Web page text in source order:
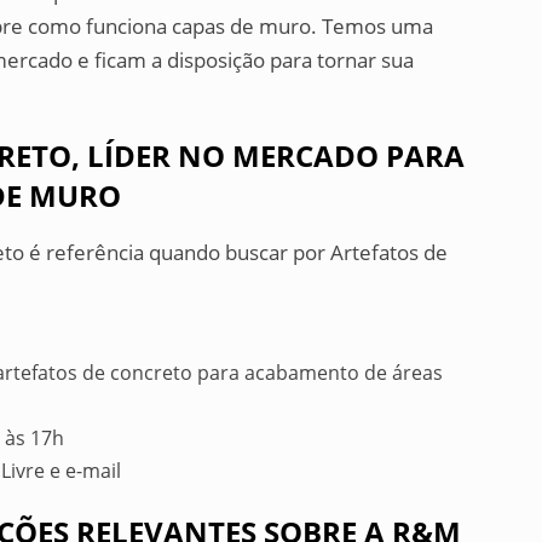
como funciona capas de muro. Temos uma
e ficam a disposição para tornar sua
LÍDER NO MERCADO PARA
MURO
é referência quando buscar por Artefatos de
de concreto para acabamento de áreas
17h
e e-mail
RELEVANTES SOBRE A R&M